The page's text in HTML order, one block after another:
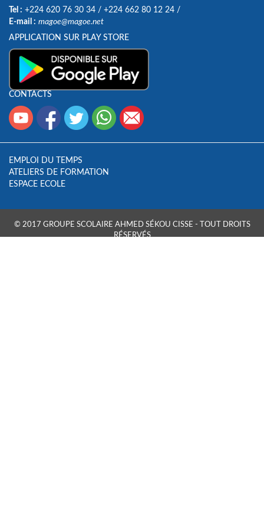
Tel : +224 620 76 30 34 / +224 662 80 12 24 /
E-mail : magoe@magoe.net
APPLICATION SUR PLAY STORE
CONTACTS
EMPLOI DU TEMPS
ATELIERS DE FORMATION
ESPACE ECOLE
© 2017 GROUPE SCOLAIRE AHMED SÉKOU CISSE - TOUT DROITS
RÉSERVÉS